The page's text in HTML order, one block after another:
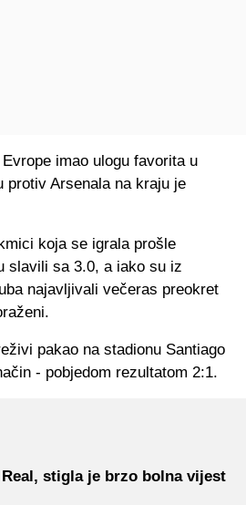
imao ulogu favorita u
protiv Arsenala na kraju je
koja se igrala prošle
slavili sa 3.0, a iako su iz
najavljivali večeras preokret
pakao na stadionu Santiago
- pobjedom rezultatom 2:1.
stigla je brzo bolna vijest